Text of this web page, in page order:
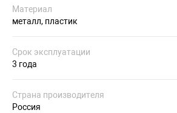
Материал
металл, пластик
Срок эксплуатации
3 года
Страна производителя
Россия